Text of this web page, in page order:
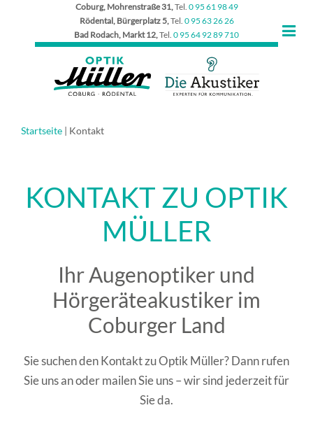
Coburg, Mohrenstraße 31,Tel. 0 95 61 98 49
Rödental, Bürgerplatz 5,Tel. 0 95 63 26 26
Bad Rodach, Markt 12,Tel. 0 95 64 92 89 710
Startseite | Kontakt
KONTAKT ZU OPTIK
MÜLLER
Ihr Augenoptiker und
Hörgeräteakustiker im
Coburger Land
Sie suchen den Kontakt zu Optik Müller? Dann rufen
Sie uns an oder mailen Sie uns – wir sind jederzeit für
Sie da.